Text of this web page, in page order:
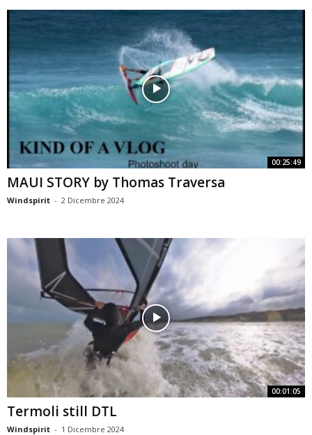
00:25:49
MAUI STORY by Thomas Traversa
Windspirit - 2 Dicembre 2024
00:01:05
Termoli still DTL
Windspirit - 1 Dicembre 2024